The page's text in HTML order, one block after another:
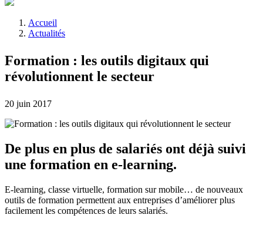
Accueil
Actualités
Formation : les outils digitaux qui
révolutionnent le secteur
20 juin 2017
De plus en plus de salariés ont déjà suivi
une formation en e-learning.
E-learning, classe virtuelle, formation sur mobile… de nouveaux
outils de formation permettent aux entreprises d’améliorer plus
facilement les compétences de leurs salariés.